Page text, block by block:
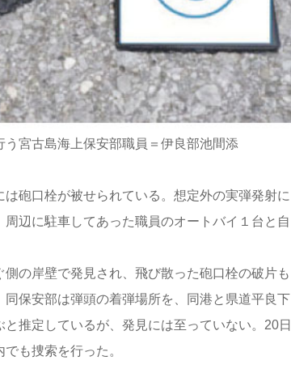
宮古島海上保安部職員＝伊良部池間添
砲口栓が被せられている。想定外の実弾発射に
辺に駐車してあった職員のオートバイ１台と自
の岸壁で発見され、飛び散った砲口栓の破片も
保安部は弾頭の着弾場所を、同港と県道平良下
推定しているが、発見には至っていない。20日
も捜索を行った。